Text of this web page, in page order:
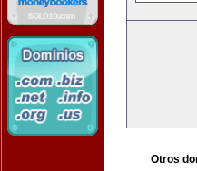
Otros